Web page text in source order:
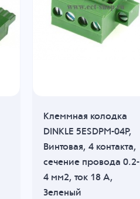
Клеммная колодка
DINKLE 5ESDPM-04P,
Винтовая, 4 контакта,
сечение провода 0.2-
4 мм2, ток 18 A,
Зеленый